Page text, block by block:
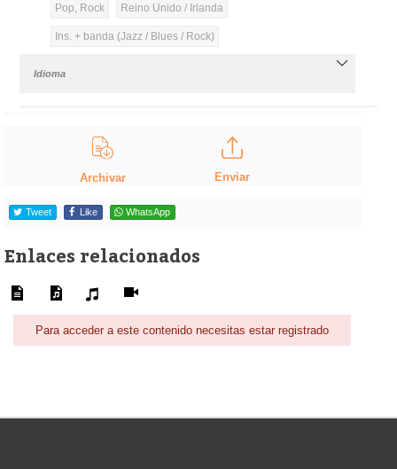
Pop, Rock Reino Unido / Irlanda
Ins. + banda (Jazz / Blues / Rock)
Idioma
Archivar Enviar
Tweet Like WhatsApp
Enlaces relacionados
Para acceder a este contenido necesitas estar registrado